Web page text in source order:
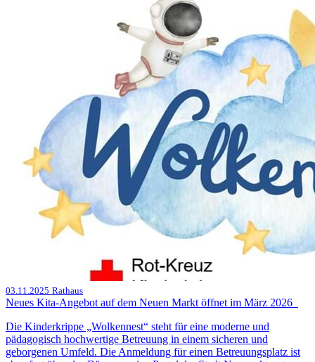
03.11.2025 Rathaus
Neues Kita-Angebot auf dem Neuen Markt öffnet im März 2026
Die Kinderkrippe „Wolkennest“ steht für eine moderne und
pädagogisch hochwertige Betreuung in einem sicheren und
geborgenen Umfeld. Die Anmeldung für einen Betreuungsplatz ist